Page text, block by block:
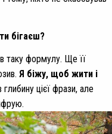
бігаєш?
таку формулу. Ще її
Я біжу, щоб жити і
цієї фрази, але